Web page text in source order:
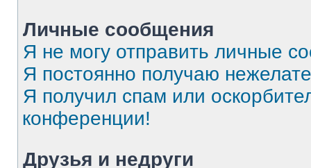
Личные сообщения
Я не могу отправить личные
Я постоянно получаю
Я получил спам или
конференции!
Друзья и недруги